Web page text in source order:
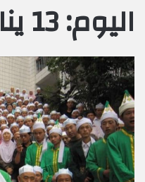
اليوم:13 يناير، 2022